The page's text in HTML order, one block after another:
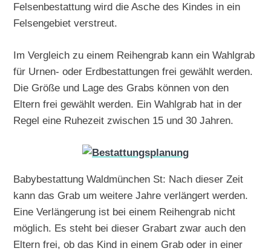
Felsenbestattung wird die Asche des Kindes in ein
Felsengebiet verstreut.
Im Vergleich zu einem Reihengrab kann ein Wahlgrab
für Urnen- oder Erdbestattungen frei gewählt werden.
Die Größe und Lage des Grabs können von den
Eltern frei gewählt werden. Ein Wahlgrab hat in der
Regel eine Ruhezeit zwischen 15 und 30 Jahren.
Babybestattung Waldmünchen St: Nach dieser Zeit
kann das Grab um weitere Jahre verlängert werden.
Eine Verlängerung ist bei einem Reihengrab nicht
möglich. Es steht bei dieser Grabart zwar auch den
Eltern frei, ob das Kind in einem Grab oder in einer